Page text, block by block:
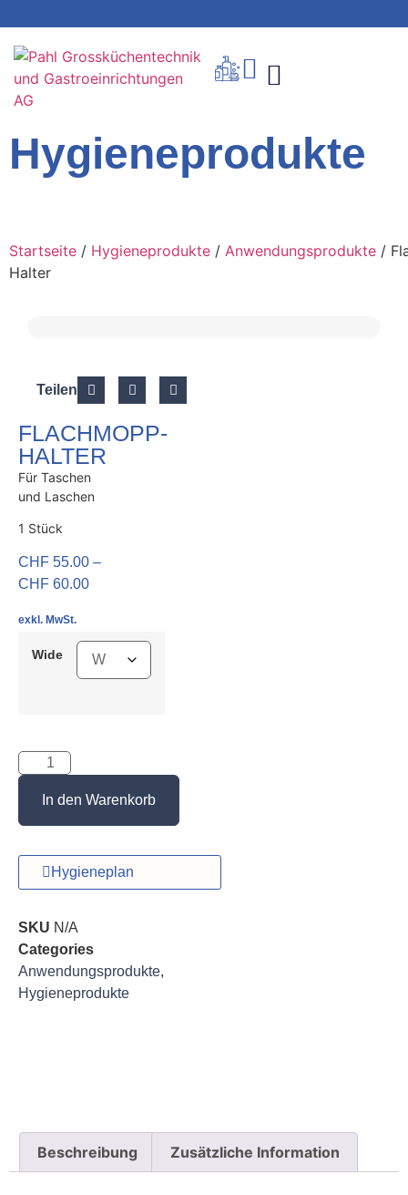
Hygieneprodukte
Startseite / Hygieneprodukte / Anwendungsprodukte /
Halter
Teilen
FLACHMOPP-
HALTER
Für Taschen
und Laschen
1 Stück
CHF 55.00 –
CHF 60.00
exkl. MwSt.
Wide
In den Warenkorb
Hygieneplan
SKU N/A
Categories
Anwendungsprodukte,
Hygieneprodukte
Beschreibung Zusätzliche Information